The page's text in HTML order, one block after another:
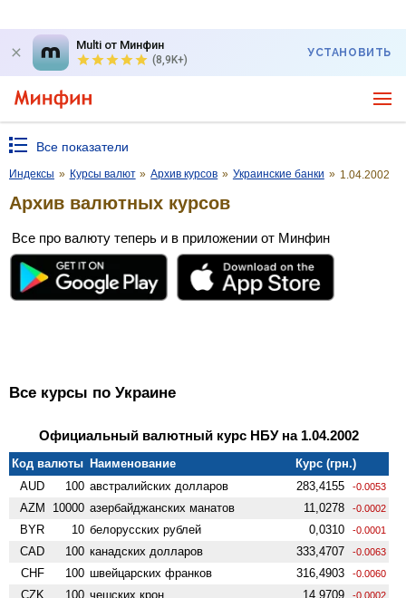
Multi от Минфин
(8,9K+)
УСТАНОВИТЬ
Все показатели
Индексы » Курсы валют » Архив курсов » Украинские банки » 1.04.2002
Архив валютных курсов
Все про валюту теперь и в приложении от Минфин
Все курсы по Украине
Официальный валютный курс НБУ на 1.04.2002
Код валюты Наименование
Курс (грн.)
AUD
100 австралийских долларов 283,4155 -0.0053
AZM 10000 азербайджанских манатов 11,0278 -0.0002
BYR 10 белорусских рублей 0,0310 -0.0001
CAD 100 канадских долларов 333,4707 -0.0063
CHF 100 швейцарских франков 316,4903 -0.0060
CZK 100 чешских крон 14,9709 -0.0002